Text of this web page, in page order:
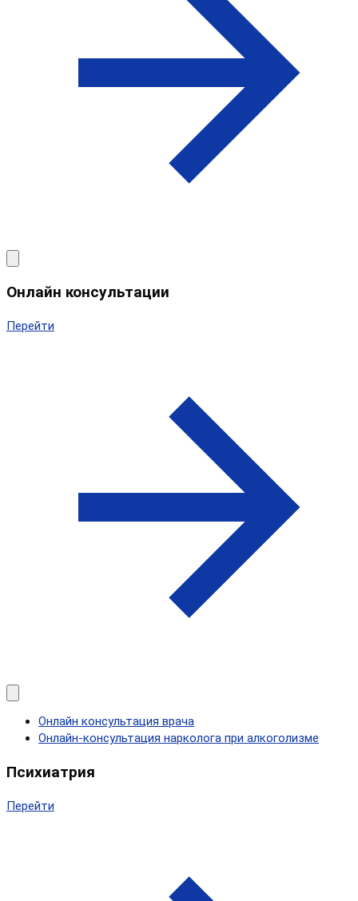
Онлайн консультации
Перейти
Онлайн консультация врача
Онлайн-консультация нарколога при алкоголизме
Психиатрия
Перейти